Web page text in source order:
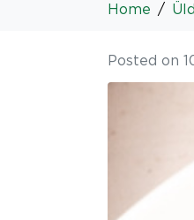
Home
Posted on